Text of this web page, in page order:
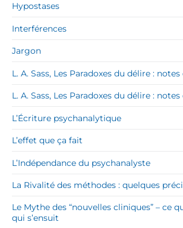
Hypostases
Interférences
Jargon
L. A. Sass, Les Paradoxes du délire :
L. A. Sass, Les Paradoxes du délire :
L’Écriture psychanalytique
L’effet que ça fait
L’Indépendance du psychanalyste
La Rivalité des méthodes : quelques
Le Mythe des “nouvelles cliniques” – ce
qui s’ensuit